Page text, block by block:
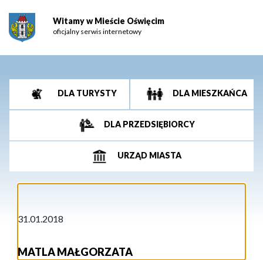
Witamy w Mieście Oświęcim
oficjalny serwis internetowy
DLA TURYSTY DLA MIESZKAŃCA
DLA PRZEDSIĘBIORCY
URZĄD MIASTA
31.01.2018
MATLA MAŁGORZATA